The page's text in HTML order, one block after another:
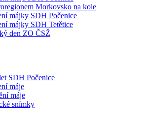
Morkovsko na kole
májky SDH Počenice
májky SDH Tetětice
den ZO ČSŽ
SDH Počenice
máje
máje
snímky